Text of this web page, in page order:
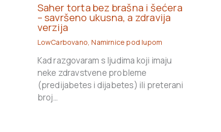
Saher torta bez brašna i šećera
– savršeno ukusna, a zdravija
verzija
LowCarbovano,Namirnice pod lupom
Kad razgovaram s ljudima koji imaju
neke zdravstvene probleme
(predijabetes i dijabetes) ili preterani
broj…